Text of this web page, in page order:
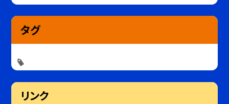
タグ
リンク